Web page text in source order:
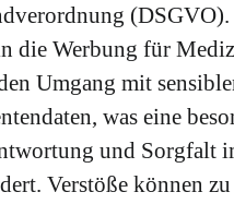
(DSGVO).
die Werbung für
Umgang mit
was eine
und Sorgfalt
Verstöße können